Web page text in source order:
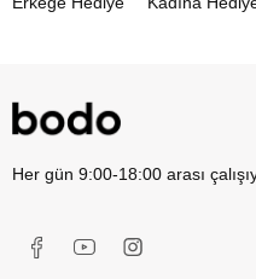
Her gün 9:00-18:00 arası